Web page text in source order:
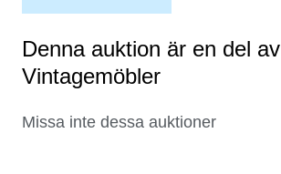
Denna auktion är en del av
Vintagemöbler
Missa inte dessa auktioner